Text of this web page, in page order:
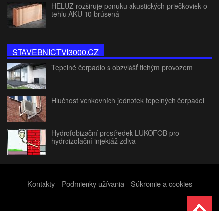
HELUZ rozširuje ponuku akustických priečkoviek o
tehlu AKU 10 brúsená
STAVEBNICTVI3000.CZ
Tepelné čerpadlo s obzvlášť tichým provozem
Hlučnost venkovních jednotek tepelných čerpadel
Hydrofobizační prostředek LUKOFOB pro
hydroizolační injektáž zdiva
Kontakty Podmienky užívania Súkromie a cookies